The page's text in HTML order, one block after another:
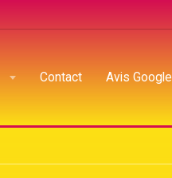
Contact Avis Google